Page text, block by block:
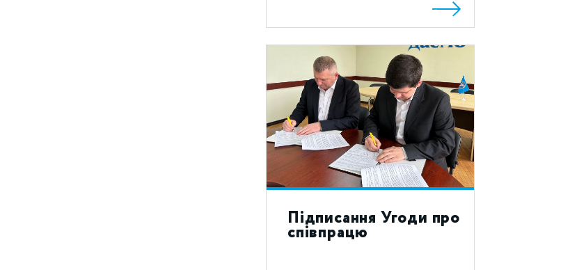
Підписання Угоди про
співпрацю